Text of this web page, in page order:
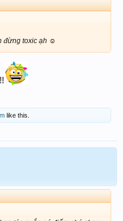
đừng toxic ạh ☺️
like this.